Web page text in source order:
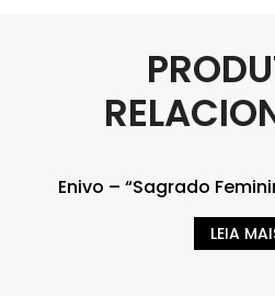
Enivo – “Sagrado
LEIA